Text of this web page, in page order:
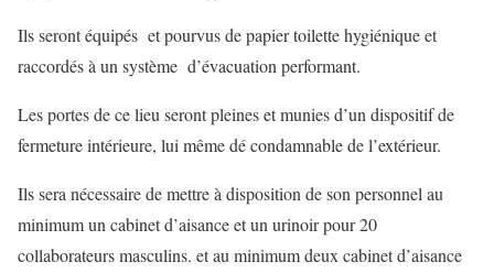
Ils seront équipés et pourvus de papier toilette hygiénique et
raccordés à un système d’évacuation performant.
Les portes de ce lieu seront pleines et munies d’un dispositif de
fermeture intérieure, lui même dé condamnable de l’extérieur.
Ils sera nécessaire de mettre à disposition de son personnel au
minimum un cabinet d’aisance et un urinoir pour 20
collaborateurs masculins. et au minimum deux cabinet d’aisance